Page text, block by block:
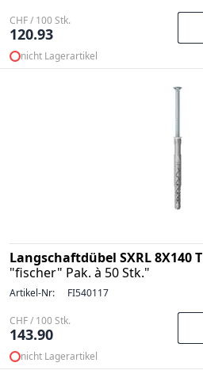
CHF / 100 Stk.
120.93
nicht Lagerartikel
Langschaftdübel SXRL 8X140 T
"fischer" Pak. à 50 Stk."
Artikel-Nr: FI540117
CHF / 100 Stk.
143.90
nicht Lagerartikel